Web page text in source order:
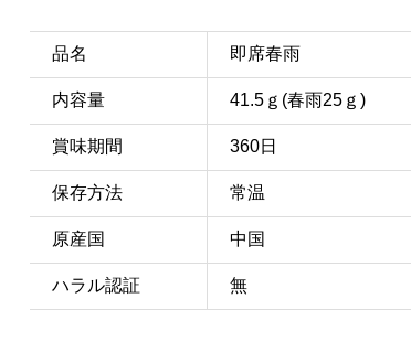
品名 即席春雨
内容量 41.5ｇ(春雨25ｇ)
賞味期間 360日
保存方法 常温
原産国 中国
ハラル認証 無